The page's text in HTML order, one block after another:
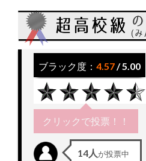
ブラック度： 4.57 / 5.00
クリックで投票！！
14人が投票中